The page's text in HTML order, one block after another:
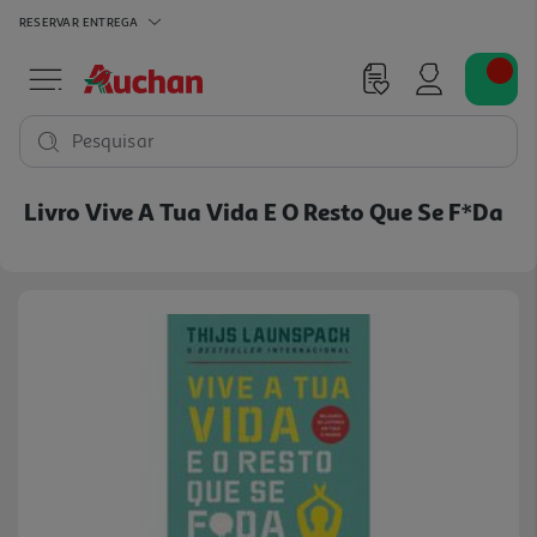
RESERVAR ENTREGA
Pesquisar
Livro Vive A Tua Vida E O Resto Que Se F*da